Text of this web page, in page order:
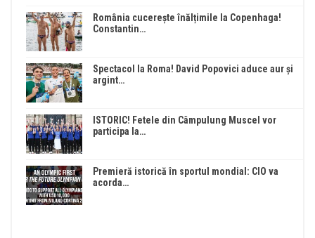
România cucerește înălțimile la Copenhaga!
Constantin…
Spectacol la Roma! David Popovici aduce aur și
argint…
ISTORIC! Fetele din Câmpulung Muscel vor
participa la…
Premieră istorică în sportul mondial: CIO va
acorda…